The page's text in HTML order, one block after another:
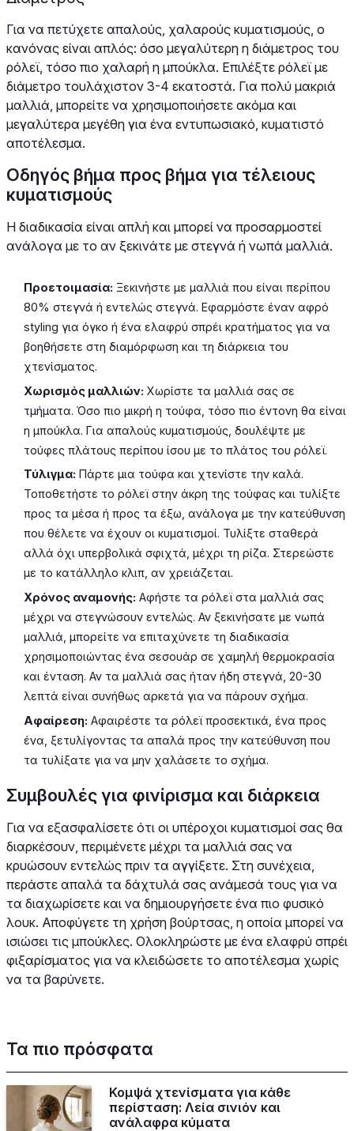
Για να πετύχετε απαλούς, χαλαρούς κυματισμούς, ο
κανόνας είναι απλός: όσο μεγαλύτερη η διάμετρος του
ρόλεϊ, τόσο πιο χαλαρή η μπούκλα. Επιλέξτε ρόλεϊ με
διάμετρο τουλάχιστον 3-4 εκατοστά. Για πολύ μακριά
μαλλιά, μπορείτε να χρησιμοποιήσετε ακόμα και
μεγαλύτερα μεγέθη για ένα εντυπωσιακό, κυματιστό
αποτέλεσμα.
Οδηγός βήμα προς βήμα για τέλειους
κυματισμούς
Η διαδικασία είναι απλή και μπορεί να προσαρμοστεί
ανάλογα με το αν ξεκινάτε με στεγνά ή νωπά μαλλιά.
Προετοιμασία: Ξεκινήστε με μαλλιά που είναι περίπου
80% στεγνά ή εντελώς στεγνά. Εφαρμόστε έναν αφρό
styling για όγκο ή ένα ελαφρύ σπρέι κρατήματος για να
βοηθήσετε στη διαμόρφωση και τη διάρκεια του
χτενίσματος.
Χωρισμός μαλλιών: Χωρίστε τα μαλλιά σας σε
τμήματα. Όσο πιο μικρή η τούφα, τόσο πιο έντονη θα είναι
η μπούκλα. Για απαλούς κυματισμούς, δουλέψτε με
τούφες πλάτους περίπου ίσου με το πλάτος του ρόλεϊ.
Τύλιγμα: Πάρτε μια τούφα και χτενίστε την καλά.
Τοποθετήστε το ρόλεϊ στην άκρη της τούφας και τυλίξτε
προς τα μέσα ή προς τα έξω, ανάλογα με την κατεύθυνση
που θέλετε να έχουν οι κυματισμοί. Τυλίξτε σταθερά
αλλά όχι υπερβολικά σφιχτά, μέχρι τη ρίζα. Στερεώστε
με το κατάλληλο κλιπ, αν χρειάζεται.
Χρόνος αναμονής: Αφήστε τα ρόλεϊ στα μαλλιά σας
μέχρι να στεγνώσουν εντελώς. Αν ξεκινήσατε με νωπά
μαλλιά, μπορείτε να επιταχύνετε τη διαδικασία
χρησιμοποιώντας ένα σεσουάρ σε χαμηλή θερμοκρασία
και ένταση. Αν τα μαλλιά σας ήταν ήδη στεγνά, 20-30
λεπτά είναι συνήθως αρκετά για να πάρουν σχήμα.
Αφαίρεση: Αφαιρέστε τα ρόλεϊ προσεκτικά, ένα προς
ένα, ξετυλίγοντας τα απαλά προς την κατεύθυνση που
τα τυλίξατε για να μην χαλάσετε το σχήμα.
Συμβουλές για φινίρισμα και διάρκεια
Για να εξασφαλίσετε ότι οι υπέροχοι κυματισμοί σας θα
διαρκέσουν, περιμένετε μέχρι τα μαλλιά σας να
κρυώσουν εντελώς πριν τα αγγίξετε. Στη συνέχεια,
περάστε απαλά τα δάχτυλά σας ανάμεσά τους για να
τα διαχωρίσετε και να δημιουργήσετε ένα πιο φυσικό
λουκ. Αποφύγετε τη χρήση βούρτσας, η οποία μπορεί να
ισιώσει τις μπούκλες. Ολοκληρώστε με ένα ελαφρύ σπρέι
φιξαρίσματος για να κλειδώσετε το αποτέλεσμα χωρίς
να τα βαρύνετε.
Τα πιο πρόσφατα
Κομψά χτενίσματα για κάθε
περίσταση: Λεία σινιόν και
ανάλαφρα κύματα